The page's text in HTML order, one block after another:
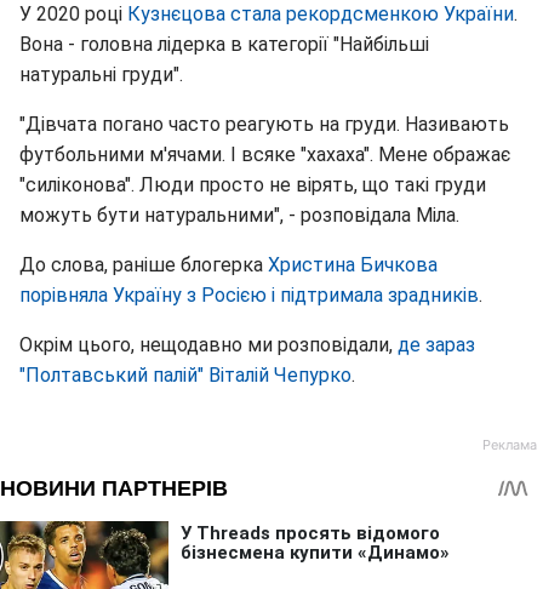
У 2020 році Кузнєцова стала рекордсменкою України.
Вона - головна лідерка в категорії "Найбільші
натуральні груди".
"Дівчата погано часто реагують на груди. Називають
футбольними м'ячами. І всяке "хахаха". Мене ображає
"силіконова". Люди просто не вірять, що такі груди
можуть бути натуральними", - розповідала Міла.
До слова, раніше блогерка Христина Бичкова
порівняла Україну з Росією і підтримала зрадників.
Окрім цього, нещодавно ми розповідали, де зараз
"Полтавський палій" Віталій Чепурко.